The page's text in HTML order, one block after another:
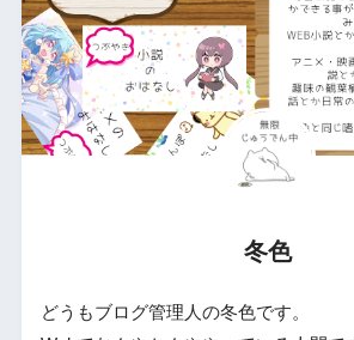
冬色
どうもブログ管理人の冬色です。